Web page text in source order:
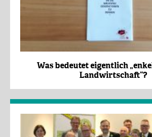
Was bedeutet eigentlich
Landwirtschaft“?